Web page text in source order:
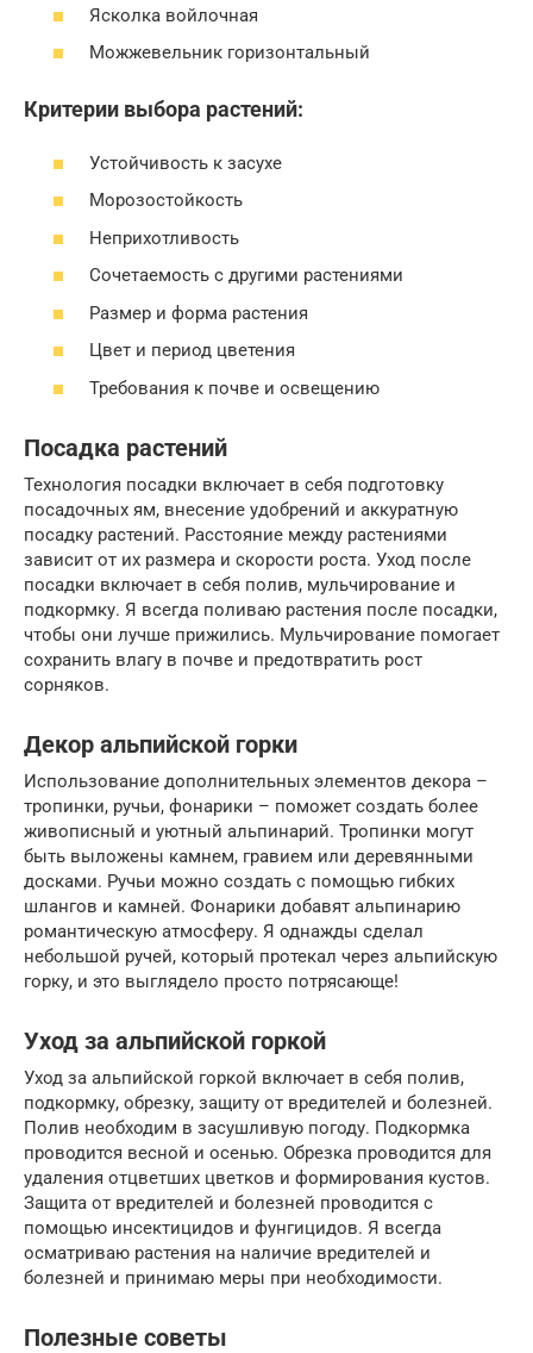
Ясколка войлочная
Можжевельник горизонтальный
Критерии выбора растений:
Устойчивость к засухе
Морозостойкость
Неприхотливость
Сочетаемость с другими растениями
Размер и форма растения
Цвет и период цветения
Требования к почве и освещению
Посадка растений
Технология посадки включает в себя подготовку
посадочных ям, внесение удобрений и аккуратную
посадку растений. Расстояние между растениями
зависит от их размера и скорости роста. Уход после
посадки включает в себя полив, мульчирование и
подкормку. Я всегда поливаю растения после посадки,
чтобы они лучше прижились. Мульчирование помогает
сохранить влагу в почве и предотвратить рост
сорняков.
Декор альпийской горки
Использование дополнительных элементов декора –
тропинки, ручьи, фонарики – поможет создать более
живописный и уютный альпинарий. Тропинки могут
быть выложены камнем, гравием или деревянными
досками. Ручьи можно создать с помощью гибких
шлангов и камней. Фонарики добавят альпинарию
романтическую атмосферу. Я однажды сделал
небольшой ручей, который протекал через альпийскую
горку, и это выглядело просто потрясающе!
Уход за альпийской горкой
Уход за альпийской горкой включает в себя полив,
подкормку, обрезку, защиту от вредителей и болезней.
Полив необходим в засушливую погоду. Подкормка
проводится весной и осенью. Обрезка проводится для
удаления отцветших цветков и формирования кустов.
Защита от вредителей и болезней проводится с
помощью инсектицидов и фунгицидов. Я всегда
осматриваю растения на наличие вредителей и
болезней и принимаю меры при необходимости.
Полезные советы